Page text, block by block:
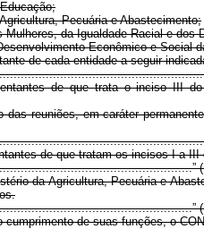
Pecuária e Abastecimento;
Mulheres, da Igualdade Racial e dos
Econômico e Social
de cada entidade a seguir
de que trata o inciso III
das reuniões, em caráter
de que tratam os incisos I a
da Agricultura, Pecuária e
cumprimento de suas funções, o